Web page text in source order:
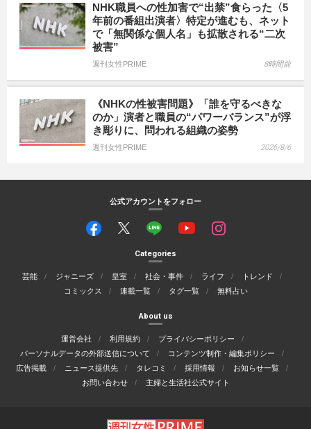
NHK職員への性加害で“出禁”食らった〈5
年前の番組出演者〉特定が進むも、ネット
で「無関係な個人名」も拡散される“二次
被害”
週刊女性PRIME 8時間前
《NHKの性被害問題》「誰を守るべきな
のか」演者と職員の“パワーバランス”が浮
き彫りに、問われる組織の姿勢
週刊女性PRIME 2026/8/6
公式アカウントをフォロー
Categories
芸能 ジャニーズ 皇室 社会・事件 ライフ
トレンド
コミックス
連載一覧 タグ一覧 無料占い
About us
運営会社 利用規約
プライバシーポリシー
パーソナルデータの外部送信について
コンテンツ制作・編集ポリシー
広告掲載
ニュース提供先 タレコミ 採用情報
お知らせ一覧
お問い合わせ
主婦と生活社公式サイト